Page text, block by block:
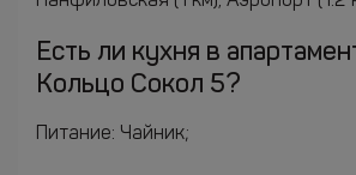
Есть ли кухня в
Кольцо Сокол 5?
Питание: Чайник;